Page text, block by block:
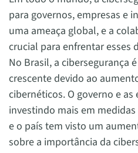
para governos, empresas e
uma ameaça global, e a
crucial para enfrentar esses
No Brasil, a cibersegurança
crescente devido ao
cibernéticos. O governo e as
investindo mais em
e o país tem visto um
sobre a importância da